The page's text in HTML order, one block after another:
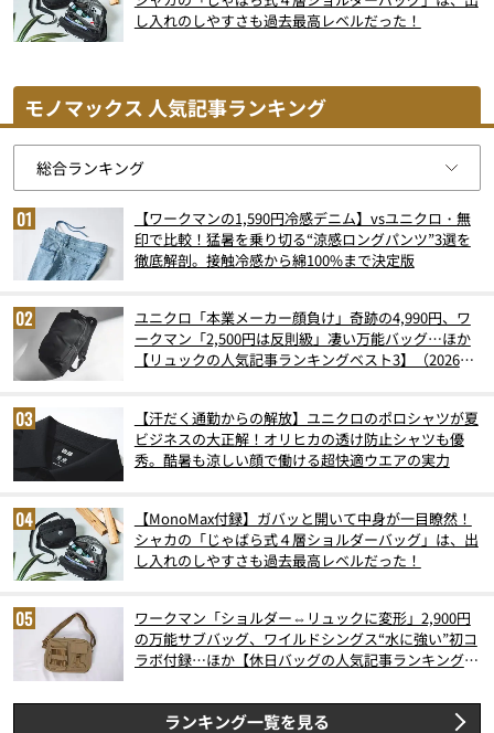
し入れのしやすさも過去最高レベルだった！
モノマックス 人気記事ランキング
【ワークマンの1,590円冷感デニム】vsユニクロ・無
印で比較！猛暑を乗り切る“涼感ロングパンツ”3選を
徹底解剖。接触冷感から綿100%まで決定版
ユニクロ「本業メーカー顔負け」奇跡の4,990円、ワ
ークマン「2,500円は反則級」凄い万能バッグ…ほか
【リュックの人気記事ランキングベスト3】（2026年
【汗だく通勤からの解放】ユニクロのポロシャツが夏
ビジネスの大正解！オリヒカの透け防止シャツも優
秀。酷暑も涼しい顔で働ける超快適ウエアの実力
【MonoMax付録】ガバッと開いて中身が一目瞭然！
シャカの「じゃばら式４層ショルダーバッグ」は、出
し入れのしやすさも過去最高レベルだった！
ワークマン「ショルダー⇔リュックに変形」2,900円
の万能サブバッグ、ワイルドシングス“水に強い”初コ
ラボ付録…ほか【休日バッグの人気記事ランキングベ
ランキング一覧を見る